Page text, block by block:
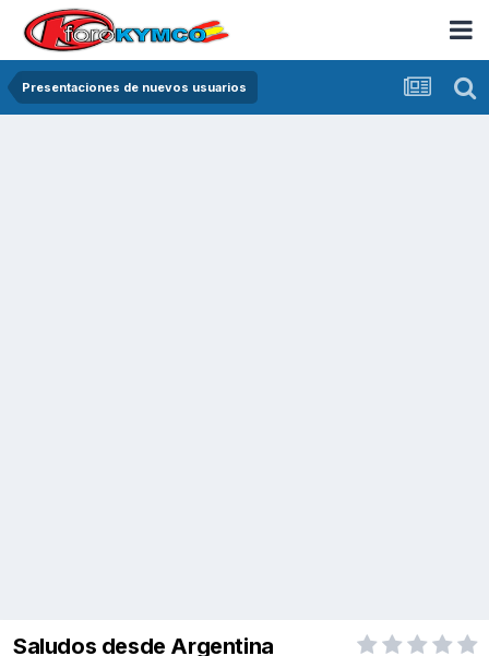
Presentaciones de nuevos usuarios
Saludos desde Argentina